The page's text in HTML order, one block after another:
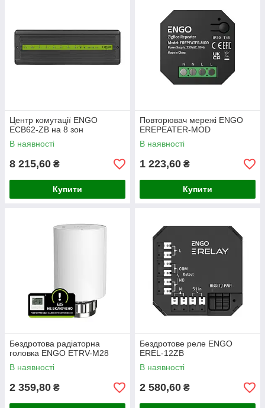
для збільшення дальності мережі.
Центр комутації ENGO
ECB62-ZB на 8 зон
В наявності
8 215,60 ₴
Купити
Повторювач мережі ENGO
EREPEATER-MOD
В наявності
1 223,60 ₴
Купити
Бездротова радіаторна
головка ENGO ETRV-M28
В наявності
2 359,80 ₴
Бездротове реле ENGO
EREL-12ZB
В наявності
2 580,60 ₴